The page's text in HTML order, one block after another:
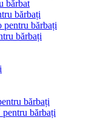
bărbat
bărbați
pentru bărbați
bărbați
bărbați
bărbați